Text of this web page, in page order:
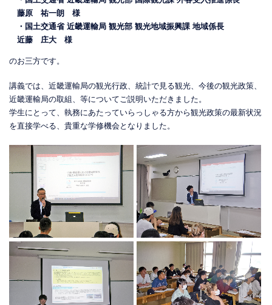
藤原 祐一朗 様
・国土交通省 近畿運輸局 観光部 観光地域振興課 地域係長
近藤 庄大 様
のお三方です。
講義では、近畿運輸局の観光行政、統計で見る観光、今後の観光政策、
近畿運輸局の取組、等についてご説明いただきました。
学生にとって、執務にあたっていらっしゃる方から観光政策の最新状況
を直接学べる、貴重な学修機会となりました。